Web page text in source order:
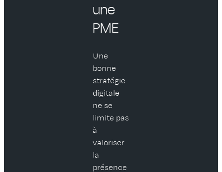
une
PME
Une
bonne
stratégie
digitale
ne se
limite pas
à
valoriser
la
présence